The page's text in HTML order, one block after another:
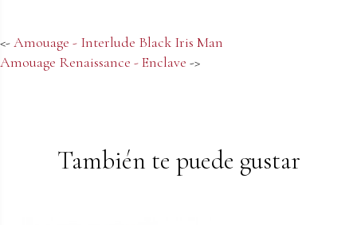
<-Amouage - Interlude Black Iris Man
Amouage Renaissance - Enclave ->
También te puede gustar